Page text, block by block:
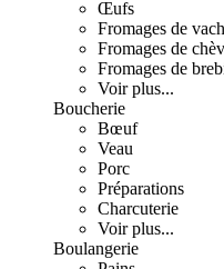
Œufs
Fromages de
Fromages de
Fromages de
Voir plus...
Boucherie
Bœuf
Veau
Porc
Préparations
Charcuterie
Voir plus...
Boulangerie